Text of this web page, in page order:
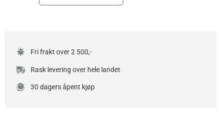
Fri frakt over 2 500,-
Rask levering over hele landet
30 dagers åpent kjøp